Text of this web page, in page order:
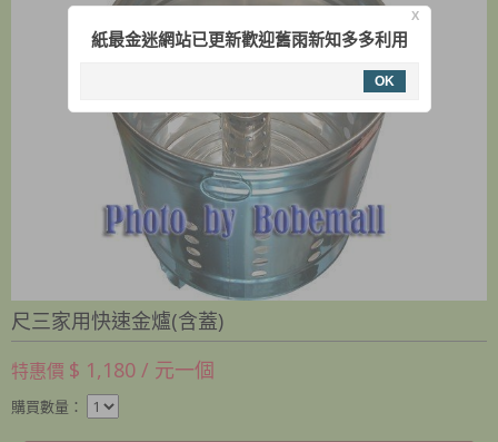
尺三家用快速金爐(含蓋)
特惠價 $ 1,180 / 元一個
購買數量：
X
紙最金迷網站已更新歡迎舊雨新知多多利用
OK